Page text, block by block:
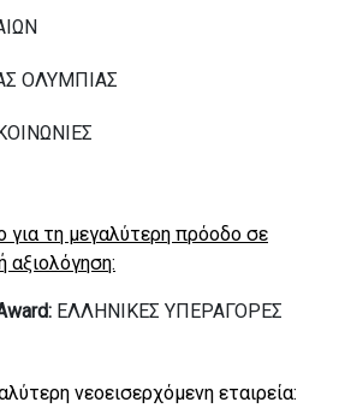
ΟΛΥΜΠΙΑΣ
για τη μεγαλύτερη πρόοδο σε
αξιολόγηση:
: ΕΛΛΗΝΙΚΕΣ ΥΠΕΡΑΓΟΡΕΣ
νεοεισερχόμενη εταιρεία: